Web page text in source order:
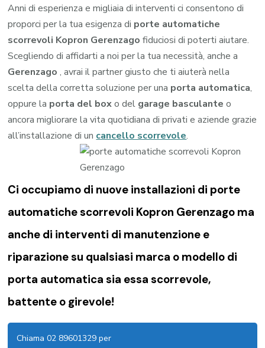
Anni di esperienza e migliaia di interventi ci consentono di
proporci per la tua esigenza di porte automatiche
scorrevoli Kopron Gerenzago fiduciosi di poterti aiutare.
Scegliendo di affidarti a noi per la tua necessità, anche a
Gerenzago, avrai il partner giusto che ti aiuterà nella
scelta della corretta soluzione per una porta automatica,
oppure la porta del boxo del garage basculante o
ancora migliorare la vita quotidiana di privati e aziende grazie
all’installazione di un cancello scorrevole.
Ci occupiamo di nuove installazioni di porte
automatiche scorrevoli Kopron Gerenzago ma
anche di interventi di manutenzione e
riparazione su qualsiasi marca o modello di
porta automatica sia essa scorrevole,
battente o girevole!
Chiama 02 89601329 per